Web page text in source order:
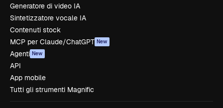
Generatore di video IA
Sintetizzatore vocale IA
Contenuti stock
MCP per Claude/ChatGPT New
Agenti New
API
App mobile
Tutti gli strumenti Magnific